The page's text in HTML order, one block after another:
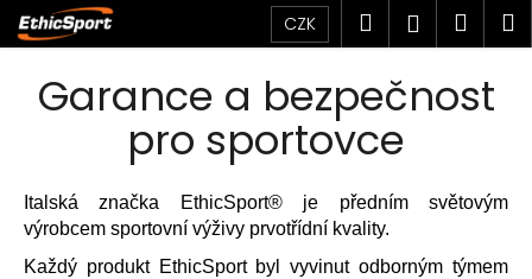
Přejít
na
obsah
CZK Hledat
Garance a bezpečnost
pro sportovce
Italská značka EthicSport® je předním světovým
výrobcem sportovní výživy prvotřídní kvality.
Každý produkt EthicSport byl vyvinut odborným týmem
o
p
o
t